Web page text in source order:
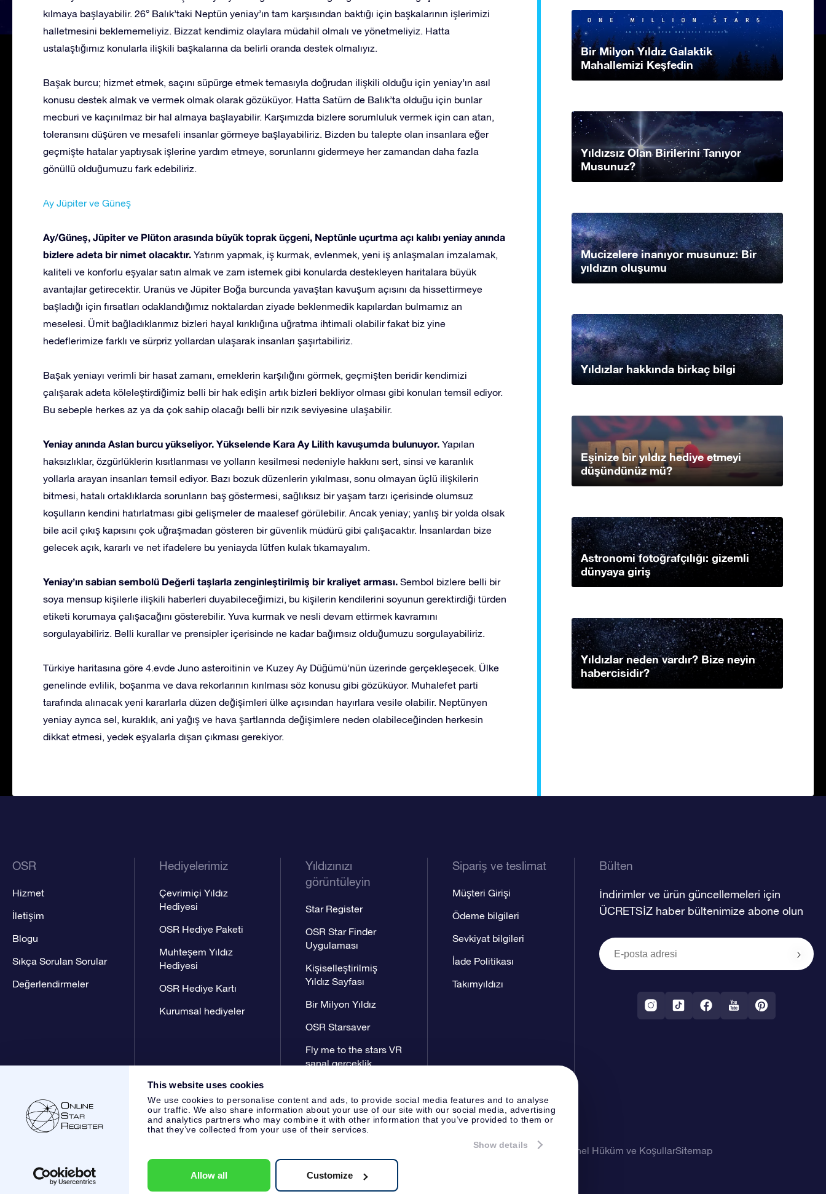
This website uses cookies
We use cookies to personalise content and ads, to provide social media features and to analyse
our traffic. We also share information about your use of our site with our social media, advertising
and analytics partners who may combine it with other information that you’ve provided to them or
that they’ve collected from your use of their services.
Show details
Allow all Customize
kılmaya başlayabilir. 26° Balık’taki Neptün yeniay’ın tam karşısından baktığı için başkalarının işlerimizi
halletmesini beklememeliyiz. Bizzat kendimiz olaylara müdahil olmalı ve yönetmeliyiz. Hatta
ustalaştığımız konularla ilişkili başkalarına da belirli oranda destek olmalıyız.
Başak burcu; hizmet etmek, saçını süpürge etmek temasıyla doğrudan ilişkili olduğu için yeniay’ın asıl
konusu destek almak ve vermek olmak olarak gözüküyor. Hatta Satürn de Balık’ta olduğu için bunlar
mecburi ve kaçınılmaz bir hal almaya başlayabilir. Karşımızda bizlere sorumluluk vermek için can atan,
toleransını düşüren ve mesafeli insanlar görmeye başlayabiliriz. Bizden bu talepte olan insanlara eğer
geçmişte hatalar yaptıysak işlerine yardım etmeye, sorunlarını gidermeye her zamandan daha fazla
gönüllü olduğumuzu fark edebiliriz.
Ay Jüpiter ve Güneş
Ay/Güneş, Jüpiter ve Plüton arasında büyük toprak üçgeni, Neptünle uçurtma açı kalıbı yeniay anında
bizlere adeta bir nimet olacaktır. Yatırım yapmak, iş kurmak, evlenmek, yeni iş anlaşmaları imzalamak,
kaliteli ve konforlu eşyalar satın almak ve zam istemek gibi konularda destekleyen haritalara büyük
avantajlar getirecektir. Uranüs ve Jüpiter Boğa burcunda yavaştan kavuşum açısını da hissettirmeye
başladığı için fırsatları odaklandığımız noktalardan ziyade beklenmedik kapılardan bulmamız an
meselesi. Ümit bağladıklarımız bizleri hayal kırıklığına uğratma ihtimali olabilir fakat biz yine
hedeflerimize farklı ve sürpriz yollardan ulaşarak insanları şaşırtabiliriz.
Başak yeniayı verimli bir hasat zamanı, emeklerin karşılığını görmek, geçmişten beridir kendimizi
çalışarak adeta köleleştirdiğimiz belli bir hak edişin artık bizleri bekliyor olması gibi konuları temsil ediyor.
Bu sebeple herkes az ya da çok sahip olacağı belli bir rızık seviyesine ulaşabilir.
Yeniay anında Aslan burcu yükseliyor. Yükselende Kara Ay Lilith kavuşumda bulunuyor. Yapılan
haksızlıklar, özgürlüklerin kısıtlanması ve yolların kesilmesi nedeniyle hakkını sert, sinsi ve karanlık
yollarla arayan insanları temsil ediyor. Bazı bozuk düzenlerin yıkılması, sonu olmayan üçlü ilişkilerin
bitmesi, hatalı ortaklıklarda sorunların baş göstermesi, sağlıksız bir yaşam tarzı içerisinde olumsuz
koşulların kendini hatırlatması gibi gelişmeler de maalesef görülebilir. Ancak yeniay; yanlış bir yolda olsak
bile acil çıkış kapısını çok uğraşmadan gösteren bir güvenlik müdürü gibi çalışacaktır. İnsanlardan bize
gelecek açık, kararlı ve net ifadelere bu yeniayda lütfen kulak tıkamayalım.
Yeniay’ın sabian sembolü Değerli taşlarla zenginleştirilmiş bir kraliyet arması. Sembol bizlere belli bir
soya mensup kişilerle ilişkili haberleri duyabileceğimizi, bu kişilerin kendilerini soyunun gerektirdiği türden
etiketi korumaya çalışacağını gösterebilir. Yuva kurmak ve nesli devam ettirmek kavramını
sorgulayabiliriz. Belli kurallar ve prensipler içerisinde ne kadar bağımsız olduğumuzu sorgulayabiliriz.
Türkiye haritasına göre 4.evde Juno asteroitinin ve Kuzey Ay Düğümü’nün üzerinde gerçekleşecek. Ülke
genelinde evlilik, boşanma ve dava rekorlarının kırılması söz konusu gibi gözüküyor. Muhalefet parti
tarafında alınacak yeni kararlarla düzen değişimleri ülke açısından hayırlara vesile olabilir. Neptünyen
yeniay ayrıca sel, kuraklık, ani yağış ve hava şartlarında değişimlere neden olabileceğinden herkesin
dikkat etmesi, yedek eşyalarla dışarı çıkması gerekiyor.
Bir Milyon Yıldız Galaktik
Mahallemizi Keşfedin
Yıldızsız Olan Birilerini Tanıyor
Musunuz?
Mucizelere inanıyor musunuz: Bir
yıldızın oluşumu
Yıldızlar hakkında birkaç bilgi
Eşinize bir yıldız hediye etmeyi
düşündünüz mü?
Astronomi fotoğrafçılığı: gizemli
dünyaya giriş
Yıldızlar neden vardır? Bize neyin
habercisidir?
OSR
Hizmet
İletişim
Blogu
Sıkça Sorulan Sorular
Değerlendirmeler
Hediyelerimiz
Çevrimiçi Yıldız
Hediyesi
OSR Hediye Paketi
Muhteşem Yıldız
Hediyesi
OSR Hediye Kartı
Kurumsal hediyeler
Yıldızınızı
görüntüleyin
Star Register
OSR Star Finder
Uygulaması
Kişiselleştirilmiş
Yıldız Sayfası
Bir Milyon Yıldız
OSR Starsaver
Fly me to the stars VR
sanal gerçeklik
Sipariş ve teslimat
Müşteri Girişi
Ödeme bilgileri
Sevkiyat bilgileri
İade Politikası
Takımyıldızı
Bülten
İndirimler ve ürün güncellemeleri için
ÜCRETSİZ haber bültenimize abone olun
Müşteri Hizmetleri:
KVK: 60333553, VAT: NL 8538.62.722B01
OSR Gizlilik Bildirimi Genel Hüküm ve KoşullarSitemap